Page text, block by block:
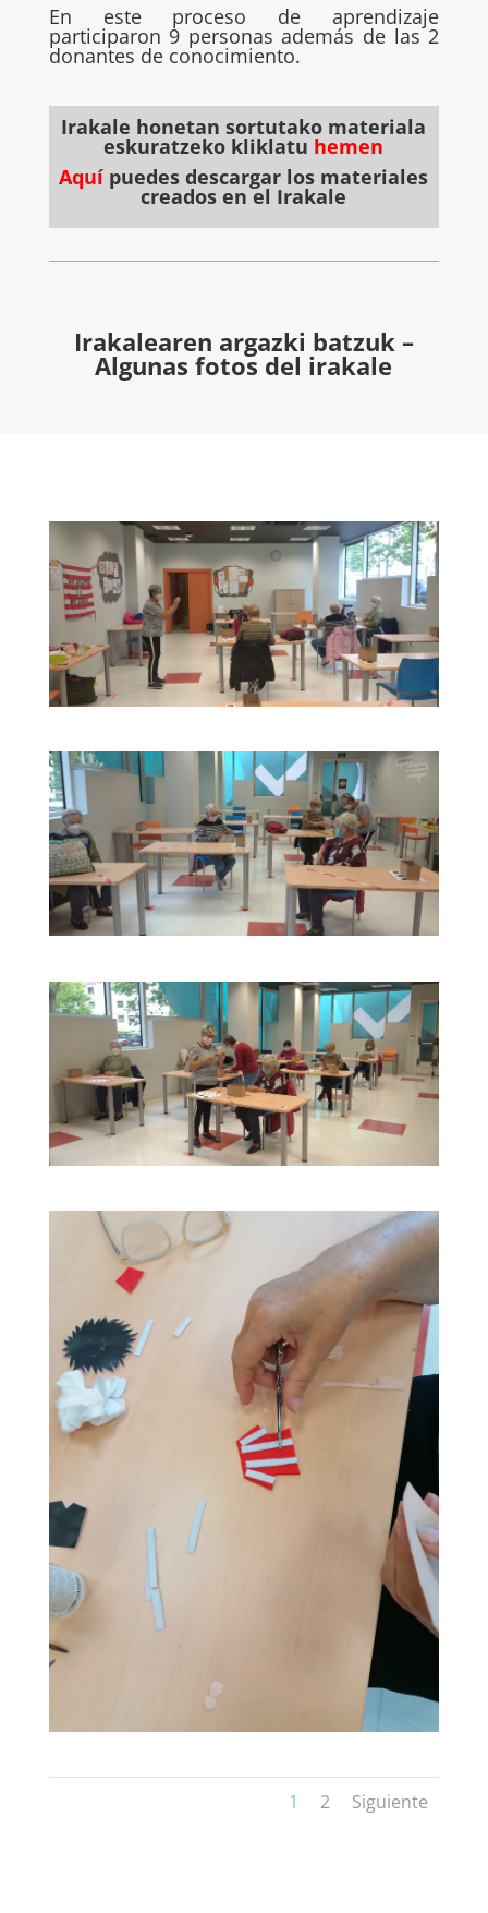
En este proceso de aprendizaje
participaron 9 personas además de las 2
donantes de conocimiento.
Irakale honetan sortutako materiala
eskuratzeko kliklatu hemen
Aquí puedes descargar los materiales
creados en el Irakale
Irakalearen argazki batzuk –
Algunas fotos del irakale
1 2 Siguiente